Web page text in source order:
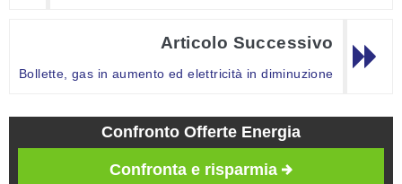
Articolo Successivo
Bollette, gas in aumento ed elettricità in diminuzione
Confronto Offerte Energia
Confronta e risparmia